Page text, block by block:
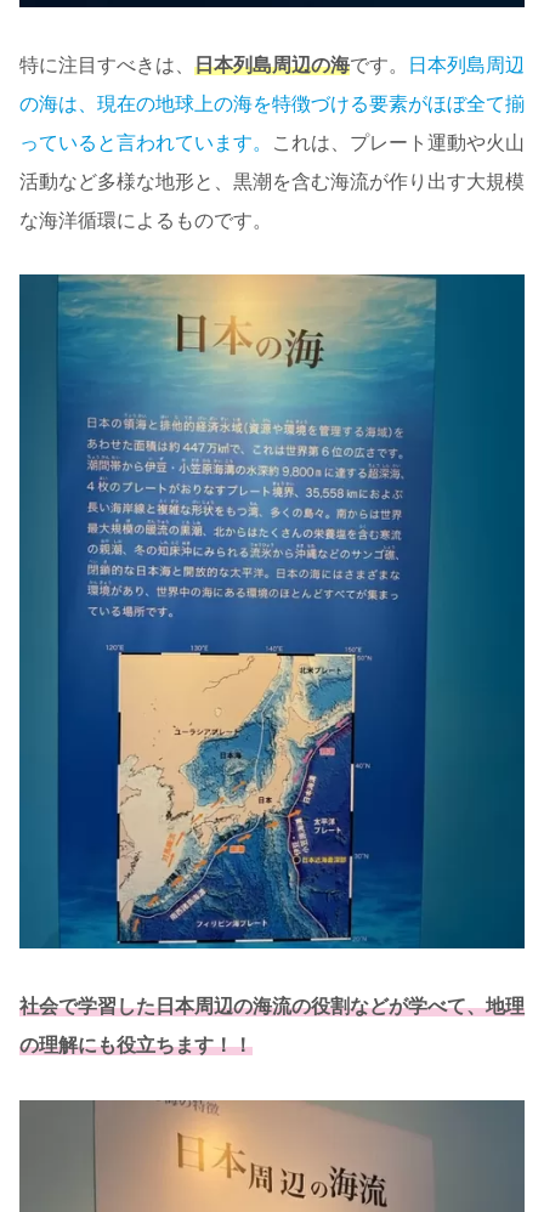
特に注目すべきは、 日本列島周辺の海です。
日本列島周辺
の海は、現在の地球上の海を特徴づける要素がほぼ全て揃
っていると言われています。
これは、プレート運動や火山
活動など多様な地形と、黒潮を含む海流が作り出す大規模
な海洋循環によるものです。
社会で学習した日本周辺の海流の役割などが学べて、地理
の理解にも役立ちます！！